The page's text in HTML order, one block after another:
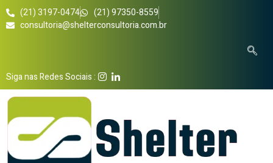
(21) 3197-0474
(21) 97350-8559
consultoria@shelterconsultoria.com.br
Siga nas Redes Sociais :